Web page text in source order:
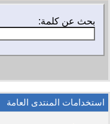
بحث عن كلمة:
استخدامات المنتدى العامة